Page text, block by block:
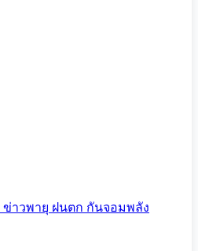
ข่าวพายุ ฝนตก กันจอมพลัง